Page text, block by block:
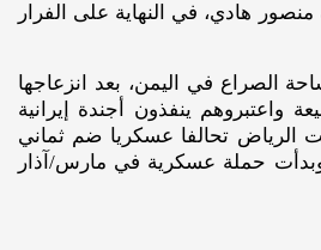
هادي، في النهاية على الفرار
الصراع في اليمن، بعد انزعاجها
واعتبروهم ينفذون أجندة إيرانية
الرياض تحالفا عسكريا ضم ثماني
حملة عسكرية في مارس/آذار